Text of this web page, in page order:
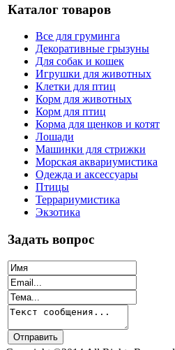
Каталог товаров
Все для груминга
Декоративные грызуны
Для собак и кошек
Игрушки для животных
Клетки для птиц
Корм для животных
Корм для птиц
Корма для щенков и котят
Лошади
Машинки для стрижки
Морская аквариумистика
Одежда и аксессуары
Птицы
Террариумистика
Экзотика
Задать вопрос